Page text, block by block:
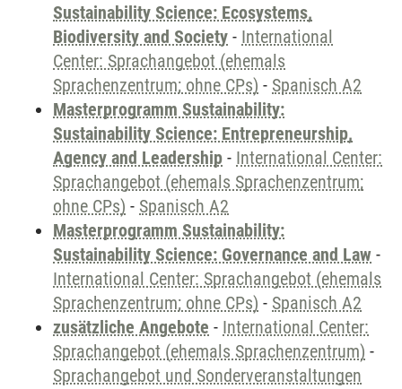
Sustainability Science: Ecosystems,
Biodiversity and Society - International
Center: Sprachangebot (ehemals
Sprachenzentrum; ohne CPs) - Spanisch A2
Masterprogramm Sustainability:
Sustainability Science: Entrepreneurship,
Agency and Leadership - International Center:
Sprachangebot (ehemals Sprachenzentrum;
ohne CPs) - Spanisch A2
Masterprogramm Sustainability:
Sustainability Science: Governance and Law -
International Center: Sprachangebot (ehemals
Sprachenzentrum; ohne CPs) - Spanisch A2
zusätzliche Angebote - International Center:
Sprachangebot (ehemals Sprachenzentrum) -
Sprachangebot und Sonderveranstaltungen